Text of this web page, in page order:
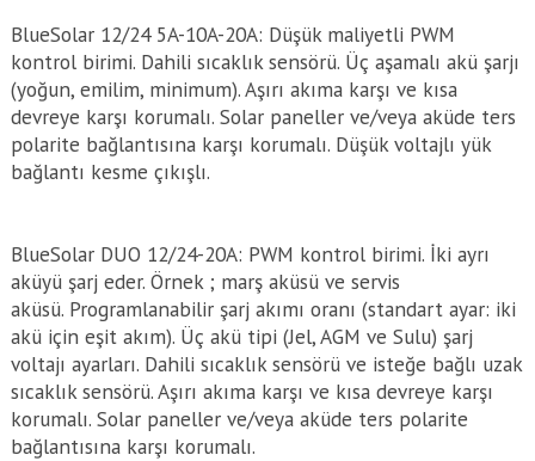
BlueSolar 12/24 5A-10A-20A: Düşük maliyetli PWM
kontrol birimi. Dahili sıcaklık sensörü. Üç aşamalı akü şarjı
(yoğun, emilim, minimum). Aşırı akıma karşı ve kısa
devreye karşı korumalı. Solar paneller ve/veya aküde ters
polarite bağlantısına karşı korumalı. Düşük voltajlı yük
bağlantı kesme çıkışlı.
BlueSolar DUO 12/24-20A: PWM kontrol birimi. İki ayrı
aküyü şarj eder. Örnek ; marş aküsü ve servis
aküsü. Programlanabilir şarj akımı oranı (standart ayar: iki
akü için eşit akım). Üç akü tipi (Jel, AGM ve Sulu) şarj
voltajı ayarları. Dahili sıcaklık sensörü ve isteğe bağlı uzak
sıcaklık sensörü. Aşırı akıma karşı ve kısa devreye karşı
korumalı. Solar paneller ve/veya aküde ters polarite
bağlantısına karşı korumalı.